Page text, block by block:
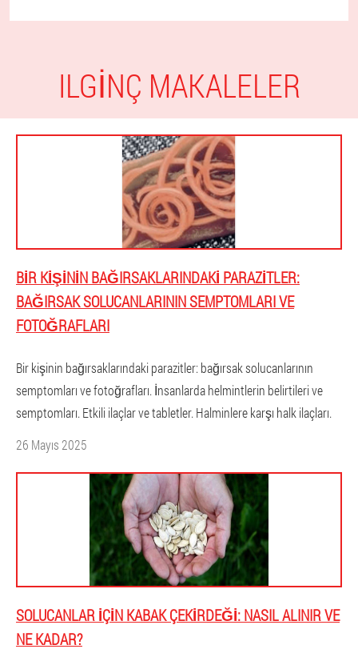
ILGINÇ MAKALELER
BIR KIŞININ BAĞIRSAKLARINDAKI PARAZITLER:
BAĞIRSAK SOLUCANLARININ SEMPTOMLARI VE
FOTOĞRAFLARI
Bir kişinin bağırsaklarındaki parazitler: bağırsak solucanlarının
semptomları ve fotoğrafları. İnsanlarda helmintlerin belirtileri ve
semptomları. Etkili ilaçlar ve tabletler. Halminlere karşı halk ilaçları.
26 Mayıs 2025
SOLUCANLAR IÇIN KABAK ÇEKIRDEĞI: NASIL ALINIR VE
NE KADAR?